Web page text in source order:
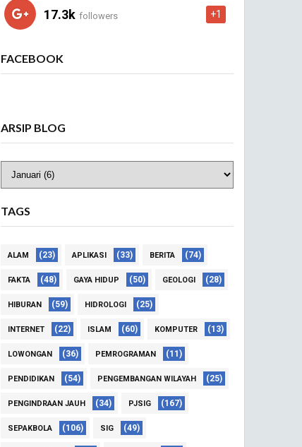
17.3k followers +1
FACEBOOK
ARSIP BLOG
TAGS
ALAM (23) APLIKASI (33) BERITA (74)
FAKTA (48) GAYA HIDUP (50) GEOLOGI (28)
HIBURAN (59) HIDROLOGI (25)
INTERNET (22) ISLAM (60) KOMPUTER (13)
LOWONGAN (36) PEMROGRAMAN (11)
PENDIDIKAN (54) PENGEMBANGAN WILAYAH (25)
PENGINDRAAN JAUH (34) PJSIG (167)
SEPAKBOLA (106) SIG (49)